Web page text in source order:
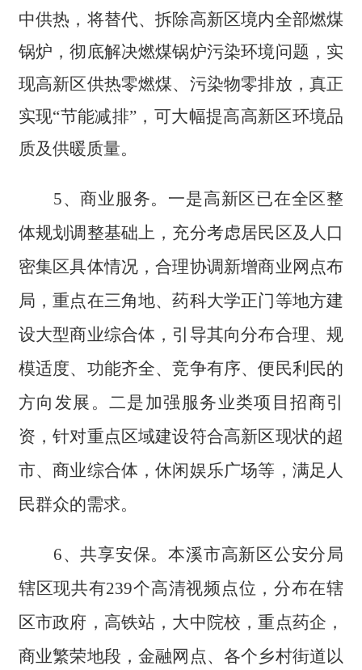
中供热，将替代、拆除高新区境内全部燃煤
锅炉，彻底解决燃煤锅炉污染环境问题，实
现高新区供热零燃煤、污染物零排放，真正
实现“节能减排”，可大幅提高高新区环境品
质及供暖质量。
5、商业服务。一是高新区已在全区整
体规划调整基础上，充分考虑居民区及人口
密集区具体情况，合理协调新增商业网点布
局，重点在三角地、药科大学正门等地方建
设大型商业综合体，引导其向分布合理、规
模适度、功能齐全、竞争有序、便民利民的
方向发展。二是加强服务业类项目招商引
资，针对重点区域建设符合高新区现状的超
市、商业综合体，休闲娱乐广场等，满足人
民群众的需求。
6、共享安保。本溪市高新区公安分局
辖区现共有239个高清视频点位，分布在辖
区市政府，高铁站，大中院校，重点药企，
商业繁荣地段，金融网点、各个乡村街道以